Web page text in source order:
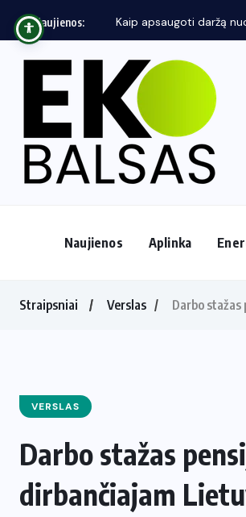
Naujienos: Kaip apsaugoti daržą
Naujienos Aplinka
Straipsniai Verslas Darbo
VERSLAS
Darbo stažas
dirbančiajam